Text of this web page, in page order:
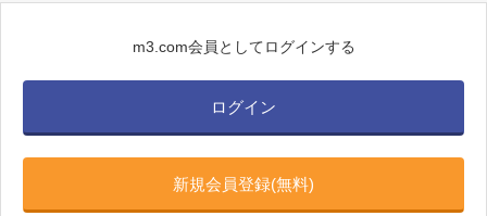
m3.com会員としてログインする
ログイン
新規会員登録(無料)